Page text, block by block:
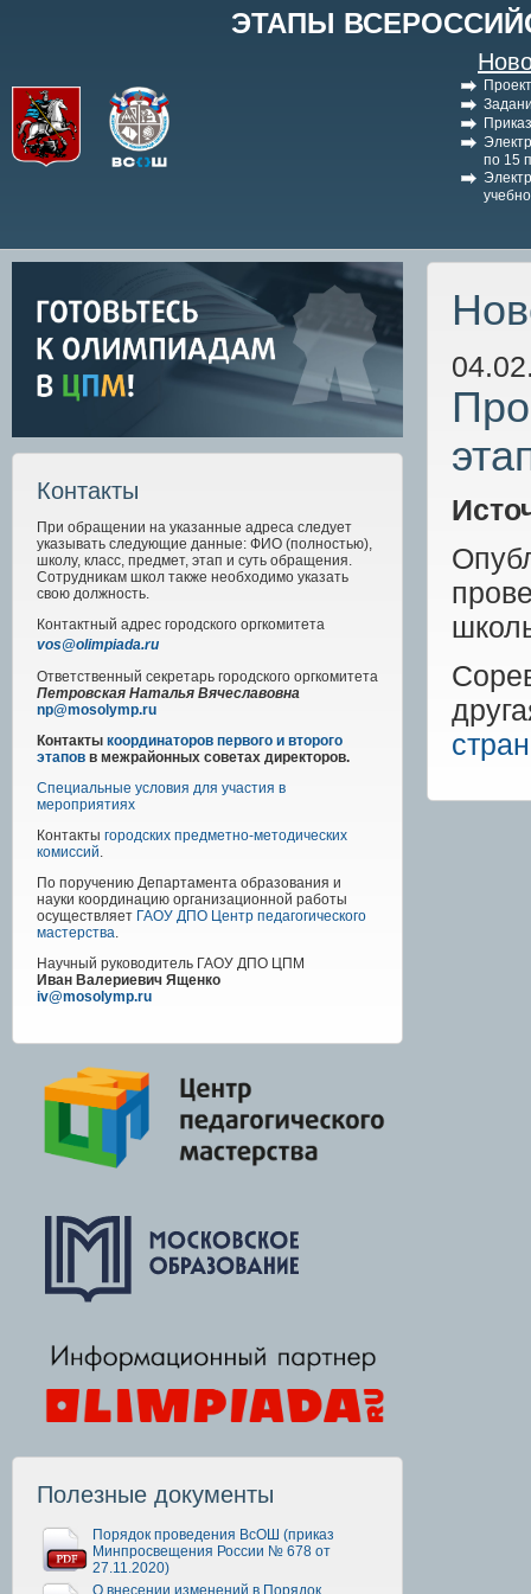
ЭТАПЫ
по 15
Контакты
При обращении на указанные адреса следует
указывать следующие данные: ФИО (полностью),
школу, класс, предмет, этап и суть обращения.
Сотрудникам школ также необходимо указать
свою должность.
Контактный адрес городского оргкомитета
vos@olimpiada.ru
Ответственный секретарь городского оргкомитета
Петровская Наталья Вячеславовна
np@mosolymp.ru
Контакты координаторов первого и второго
этапов в межрайонных советах директоров.
Специальные условия для участия в
мероприятиях
Контакты городских предметно-методических
комиссий.
По поручению Департамента образования и
науки координацию организационной работы
осуществляет ГАОУ ДПО Центр педагогического
мастерства.
Научный руководитель ГАОУ ДПО ЦПМ
Иван Валериевич Ященко
iv@mosolymp.ru
Полезные документы
Порядок проведения ВсОШ (приказ
Минпросвещения России № 678 от
27.11.2020)
О внесении изменений в Порядок